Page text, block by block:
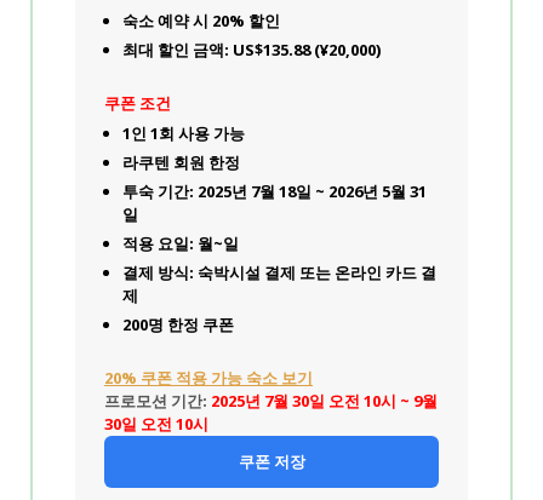
숙소 예약 시 20% 할인
최대 할인 금액: US$135.88 (¥20,000)
쿠폰 조건
1인 1회 사용 가능
라쿠텐 회원 한정
투숙 기간: 2025년 7월 18일 ~ 2026년 5월 31
일
적용 요일: 월~일
결제 방식: 숙박시설 결제 또는 온라인 카드 결
제
200명 한정 쿠폰
20% 쿠폰 적용 가능 숙소 보기
프로모션 기간: 2025년 7월 30일 오전 10시 ~ 9월
30일 오전 10시
쿠폰 저장